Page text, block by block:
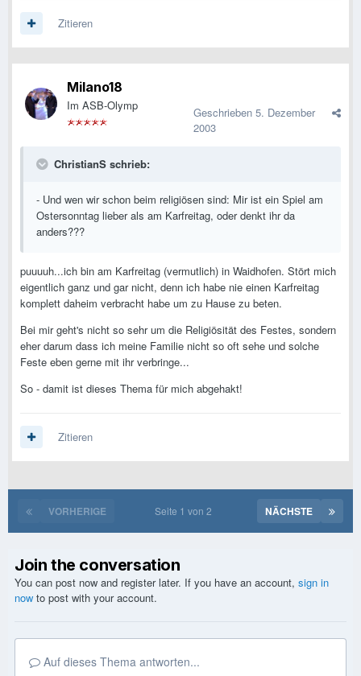
Zitieren
Milano18
Im ASB-Olymp Geschrieben 5. Dezember
2003
ChristianS schrieb:
- Und wen wir schon beim religiösen sind: Mir ist ein Spiel am
Ostersonntag lieber als am Karfreitag, oder denkt ihr da
anders???
puuuuh...ich bin am Karfreitag (vermutlich) in Waidhofen. Stört mich
eigentlich ganz und gar nicht, denn ich habe nie einen Karfreitag
komplett daheim verbracht habe um zu Hause zu beten.
Bei mir geht's nicht so sehr um die Religiösität des Festes, sondern
eher darum dass ich meine Familie nicht so oft sehe und solche
Feste eben gerne mit ihr verbringe...
So - damit ist dieses Thema für mich abgehakt!
Zitieren
VORHERIGE NÄCHSTE
Seite 1 von 2
Join the conversation
You can post now and register later. If you have an account, sign in
now to post with your account.
Auf dieses Thema antworten...